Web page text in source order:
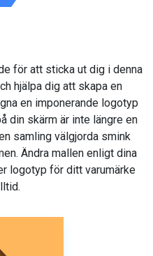
för att sticka ut dig i denna
hjälpa dig att skapa en
en imponerande logotyp
din skärm är inte längre en
samling välgjorda smink
Ändra mallen enligt dina
logotyp för ditt varumärke